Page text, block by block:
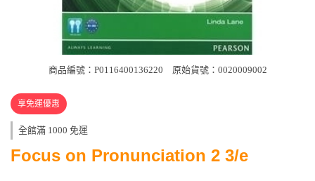
商品編號：P0116400136220 原始貨號：0020009002
享免運優惠
全館滿 1000 免運
Focus on Pronunciation 2 3/e